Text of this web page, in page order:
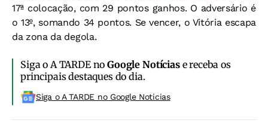
17ª colocação, com 29 pontos ganhos. O adversário é
o 13º, somando 34 pontos. Se vencer, o Vitória escapa
da zona da degola.
Siga o A TARDE noGoogle Notíciase receba os
principais destaques do dia.
Siga o A TARDE no Google Noticias